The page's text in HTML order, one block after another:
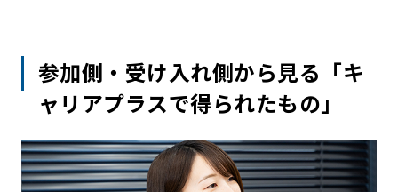
参加側・受け入れ側から見る「キ
ャリアプラスで得られたもの」